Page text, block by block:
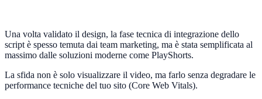
Una volta validato il design, la fase tecnica di integrazione dello
script è spesso temuta dai team marketing, ma è stata semplificata al
massimo dalle soluzioni moderne come PlayShorts.
La sfida non è solo visualizzare il video, ma farlo senza degradare le
performance tecniche del tuo sito (Core Web Vitals).